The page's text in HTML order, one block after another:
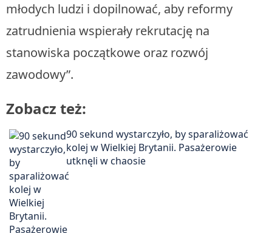
młodych ludzi i dopilnować, aby reformy
zatrudnienia wspierały rekrutację na
stanowiska początkowe oraz rozwój
zawodowy”.
Zobacz też:
90 sekund wystarczyło, by sparaliżować
kolej w Wielkiej Brytanii. Pasażerowie
utknęli w chaosie